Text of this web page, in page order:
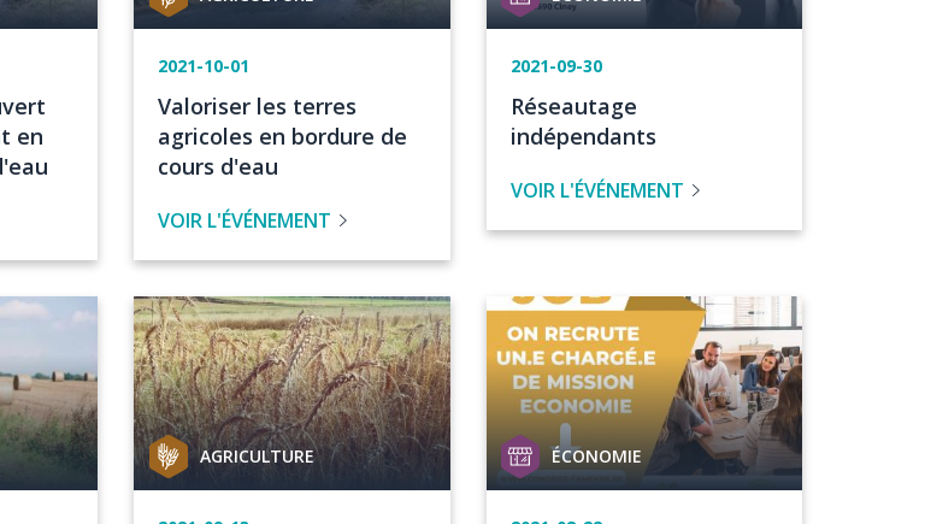
en
de
Date
de
l'événement
2021-10-01
Titre
de
l'évenement
Valoriser les terres
agricoles en bordure de
cours d'eau
VOIR L'ÉVÉNEMENT
de
Date
de
l'événement
2021-09-30
Titre
de
Réseautage
indépendants
VOIR L'ÉVÉNEMENT
Image
Catégorie
de
AGRICULTURE
Image
Catégorie
de
ÉCONOMIE